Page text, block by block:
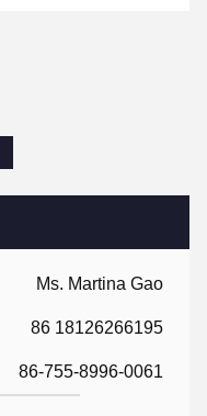
Ms. Martina Gao
86 18126266195
86-755-8996-0061